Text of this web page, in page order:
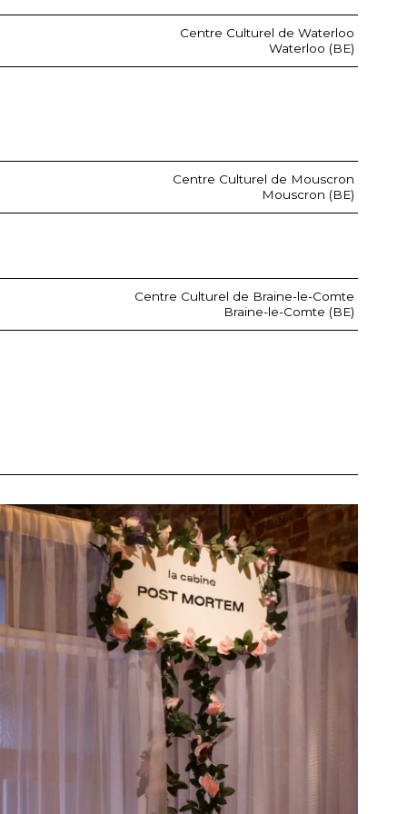
Centre Culturel de Waterloo
Waterloo (BE)
Centre Culturel de Mouscron
Mouscron (BE)
Centre Culturel de Braine-le-Comte
Braine-le-Comte (BE)